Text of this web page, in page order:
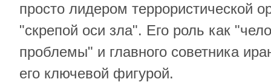
просто лидером террористической
"скрепой оси зла". Его роль как
проблемы" и главного советника
его ключевой фигурой.